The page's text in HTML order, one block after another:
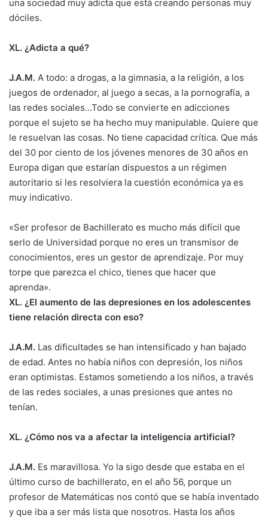
una sociedad muy adicta que está creando personas muy
dóciles.
XL. ¿Adicta a qué?
J.A.M. A todo: a drogas, a la gimnasia, a la religión, a los
juegos de ordenador, al juego a secas, a la pornografía, a
las redes sociales…Todo se convierte en adicciones
porque el sujeto se ha hecho muy manipulable. Quiere que
le resuelvan las cosas. No tiene capacidad crítica. Que más
del 30 por ciento de los jóvenes menores de 30 años en
Europa digan que estarían dispuestos a un régimen
autoritario si les resolviera la cuestión económica ya es
muy indicativo.
«Ser profesor de Bachillerato es mucho más difícil que
serlo de Universidad porque no eres un transmisor de
conocimientos, eres un gestor de aprendizaje. Por muy
torpe que parezca el chico, tienes que hacer que
aprenda».
XL. ¿El aumento de las depresiones en los adolescentes
tiene relación directa con eso?
J.A.M. Las dificultades se han intensificado y han bajado
de edad. Antes no había niños con depresión, los niños
eran optimistas. Estamos sometiendo a los niños, a través
de las redes sociales, a unas presiones que antes no
tenían.
XL. ¿Cómo nos va a afectar la inteligencia artificial?
J.A.M. Es maravillosa. Yo la sigo desde que estaba en el
último curso de bachillerato, en el año 56, porque un
profesor de Matemáticas nos contó que se había inventado
y que iba a ser más lista que nosotros. Hasta los años